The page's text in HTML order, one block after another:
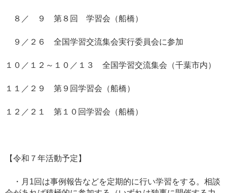
８／ ９ 第８回 学習会（船橋）
９／２６ 全国学習交流集会実行委員会に参加
１０／１２～１０／１３ 全国学習交流集会（千葉市内）
１１／２９ 第９回学習会（船橋）
１２／２１ 第１０回学習会（船橋）
【令和７年活動予定】
・月1回は事例報告などを定期的に行い学習をする。相談